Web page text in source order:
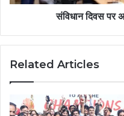
संविधान दिवस पर
Related Articles